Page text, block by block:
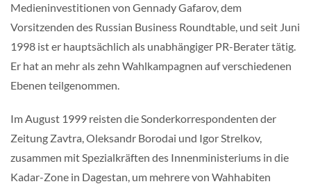
Medieninvestitionen von Gennady Gafarov, dem
Vorsitzenden des Russian Business Roundtable, und seit Juni
1998 ist er hauptsächlich als unabhängiger PR-Berater tätig.
Er hat an mehr als zehn Wahlkampagnen auf verschiedenen
Ebenen teilgenommen.
Im August 1999 reisten die Sonderkorrespondenten der
Zeitung Zavtra, Oleksandr Borodai und Igor Strelkov,
zusammen mit Spezialkräften des Innenministeriums in die
Kadar-Zone in Dagestan, um mehrere von Wahhabiten